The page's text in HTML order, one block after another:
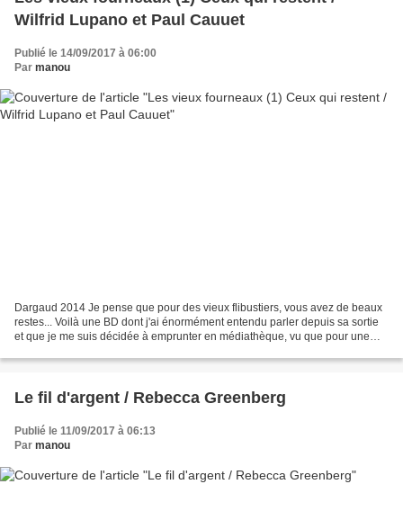
Wilfrid Lupano et Paul Cauuet
Publié le 14/09/2017 à 06:00
Par manou
Dargaud 2014 Je pense que pour des vieux flibustiers, vous avez de beaux
restes... Voilà une BD dont j'ai énormément entendu parler depuis sa sortie
et que je me suis décidée à emprunter en médiathèque, vu que pour une
Le fil d'argent / Rebecca Greenberg
Publié le 11/09/2017 à 06:13
Par manou